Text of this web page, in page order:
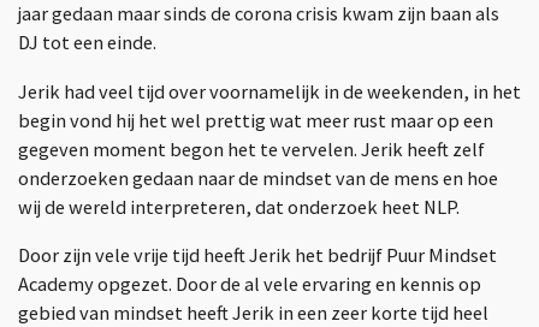
jaar gedaan maar sinds de corona crisis kwam zijn baan als
DJ tot een einde.
Jerik had veel tijd over voornamelijk in de weekenden, in het
begin vond hij het wel prettig wat meer rust maar op een
gegeven moment begon het te vervelen. Jerik heeft zelf
onderzoeken gedaan naar de mindset van de mens en hoe
wij de wereld interpreteren, dat onderzoek heet NLP.
Door zijn vele vrije tijd heeft Jerik het bedrijf Puur Mindset
Academy opgezet. Door de al vele ervaring en kennis op
gebied van mindset heeft Jerik in een zeer korte tijd heel